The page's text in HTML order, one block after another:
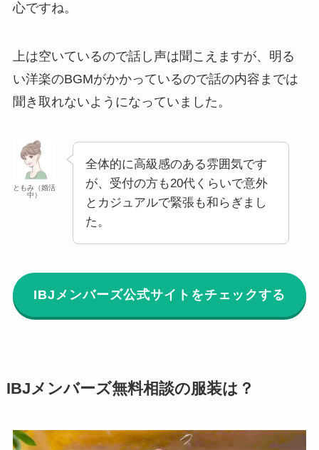
心ですね。
上は空いているので話し声は聞こえますが、明る
い洋楽のBGMがかかっているので話の内容までは
聞き取れないようになっていました。
ともみ（婚活
中）
全体的に高級感のある雰囲気です
が、受付の方も20代くらいで意外
とカジュアルで緊張も和らぎまし
た。
IBJメンバーズ公式サイトをチェックする
IBJメンバーズ無料相談の服装は？